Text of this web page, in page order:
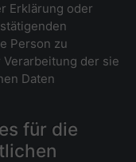
Erklärung oder
Person zu
der sie
Daten
für die